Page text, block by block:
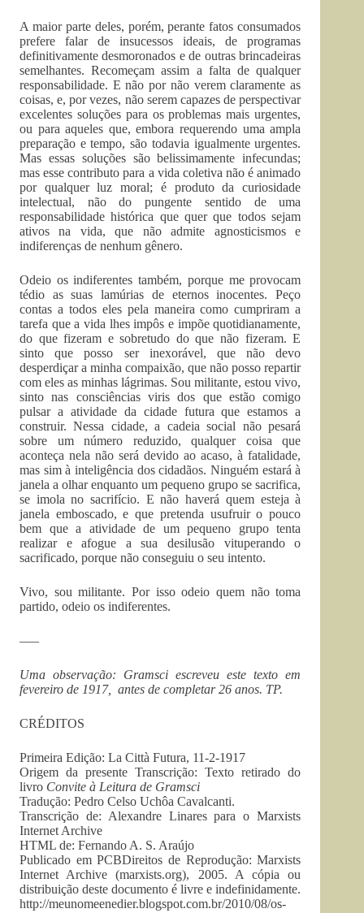
A maior parte deles, porém, perante fatos consumados
prefere falar de insucessos ideais, de programas
definitivamente desmoronados e de outras brincadeiras
semelhantes. Recomeçam assim a falta de qualquer
responsabilidade. E não por não verem claramente as
coisas, e, por vezes, não serem capazes de perspectivar
excelentes soluções para os problemas mais urgentes,
ou para aqueles que, embora requerendo uma ampla
preparação e tempo, são todavia igualmente urgentes.
Mas essas soluções são belissimamente infecundas;
mas esse contributo para a vida coletiva não é animado
por qualquer luz moral; é produto da curiosidade
intelectual, não do pungente sentido de uma
responsabilidade histórica que quer que todos sejam
ativos na vida, que não admite agnosticismos e
indiferenças de nenhum gênero.
Odeio os indiferentes também, porque me provocam
tédio as suas lamúrias de eternos inocentes. Peço
contas a todos eles pela maneira como cumpriram a
tarefa que a vida lhes impôs e impõe quotidianamente,
do que fizeram e sobretudo do que não fizeram. E
sinto que posso ser inexorável, que não devo
desperdiçar a minha compaixão, que não posso repartir
com eles as minhas lágrimas. Sou militante, estou vivo,
sinto nas consciências viris dos que estão comigo
pulsar a atividade da cidade futura que estamos a
construir. Nessa cidade, a cadeia social não pesará
sobre um número reduzido, qualquer coisa que
aconteça nela não será devido ao acaso, à fatalidade,
mas sim à inteligência dos cidadãos. Ninguém estará à
janela a olhar enquanto um pequeno grupo se sacrifica,
se imola no sacrifício. E não haverá quem esteja à
janela emboscado, e que pretenda usufruir o pouco
bem que a atividade de um pequeno grupo tenta
realizar e afogue a sua desilusão vituperando o
sacrificado, porque não conseguiu o seu intento.
Vivo, sou militante. Por isso odeio quem não toma
partido, odeio os indiferentes.
—–
Uma observação: Gramsci escreveu este texto em
fevereiro de 1917, antes de completar 26 anos. TP.
CRÉDITOS
Primeira Edição: La Città Futura, 11-2-1917
Origem da presente Transcrição: Texto retirado do
livro Convite à Leitura de Gramsci
Tradução: Pedro Celso Uchôa Cavalcanti.
Transcrição de: Alexandre Linares para o Marxists
Internet Archive
HTML de: Fernando A. S. Araújo
Publicado em PCBDireitos de Reprodução: Marxists
Internet Archive (marxists.org), 2005. A cópia ou
distribuição deste documento é livre e indefinidamente.
http://meunomeenedier.blogspot.com.br/2010/08/os-